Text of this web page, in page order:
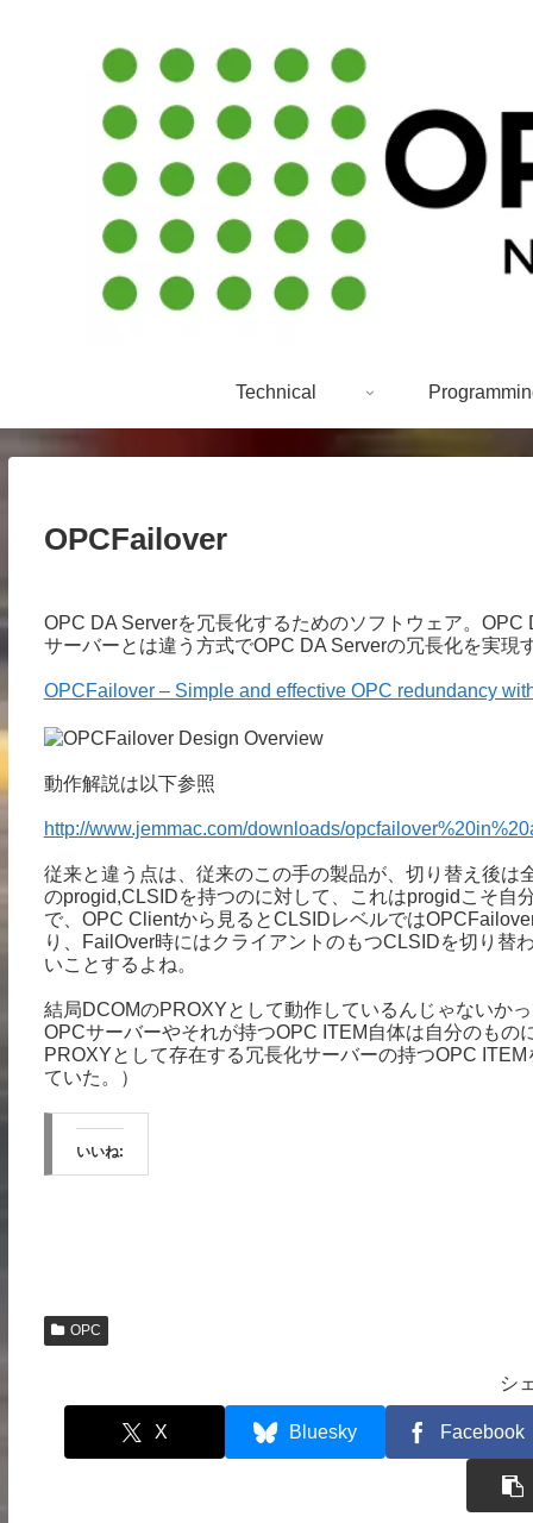
Technical
OPCFailover
OPC DA Serverを冗長化するためのソフトウェア。
サーバーとは違う方式でOPC DA Serverの冗長化を実現
OPCFailover – Simple and effective OPC redundancy
動作解説は以下参照
http://www.jemmac.com/downloads/
従来と違う点は、従来のこの手の製品が、切り替え後
のprogid,CLSIDを持つのに対して、これはprogidこそ自
で、OPC Clientから見るとCLSIDレベルでは
り、FailOver時にはクライアントのもつCLSIDを切り替
いことするよね。
結局DCOMのPROXYとして動作しているんじゃないか
OPCサーバーやそれが持つOPC ITEM自体は自分のも
PROXYとして存在する冗長化サーバーの持つOPC
ていた。）
いいね:
OPC
シ
X Bluesky Facebook